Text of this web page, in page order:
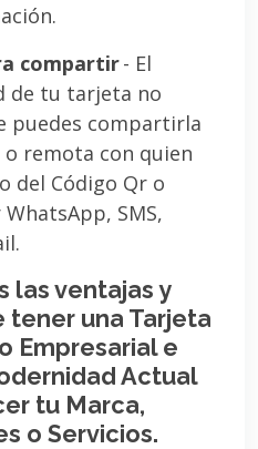
compartir- El
de tu tarjeta no
puedes compartirla
remota con quien
del Código Qr o
SMS,
las ventajas y
tener una Tarjeta
Empresarial e
Actual
tu Marca,
o Servicios.